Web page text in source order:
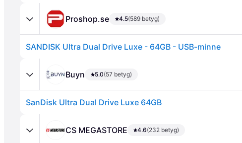
Proshop.se 4.5(589 betyg)
SANDISK Ultra Dual Drive Luxe - 64GB - USB-minne
Buyn 5.0(57 betyg)
SanDisk Ultra Dual Drive Luxe 64GB
CS MEGASTORE 4.6(232 betyg)